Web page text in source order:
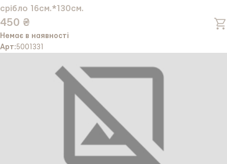
срібло 16см.*130см.
450 ₴
Немає в наявності
Арт:5001331